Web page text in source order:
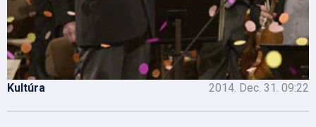
Kultúra 2014. Dec. 31. 09:22